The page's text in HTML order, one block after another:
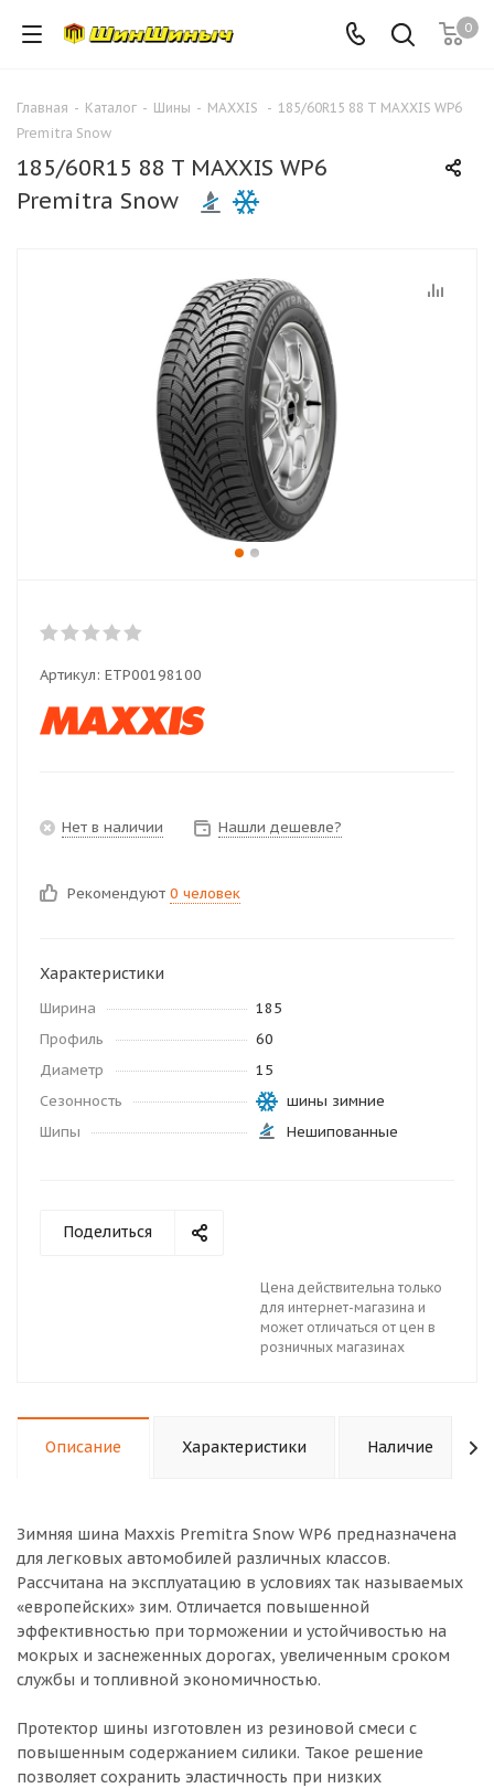
0
Главная - Каталог - Шины - MAXXIS - 185/60R15 88 T MAXXIS WP6
Premitra Snow
185/60R15 88 T MAXXIS WP6
Premitra Snow
Артикул: ETP00198100
Нет в наличии Нашли дешевле?
Рекомендуют 0 человек
Характеристики
Ширина
185
Профиль
60
Диаметр
15
Сезонность
шины зимние
Шипы
Нешипованные
Поделиться
Цена действительна только
для интернет-магазина и
может отличаться от цен в
розничных магазинах
Описание Характеристики Наличие
Зимняя шина Maxxis Premitra Snow WP6 предназначена
для легковых автомобилей различных классов.
Рассчитана на эксплуатацию в условиях так называемых
«европейских» зим. Отличается повышенной
эффективностью при торможении и устойчивостью на
мокрых и заснеженных дорогах, увеличенным сроком
службы и топливной экономичностью.
Протектор шины изготовлен из резиновой смеси с
повышенным содержанием силики. Такое решение
позволяет сохранить эластичность при низких